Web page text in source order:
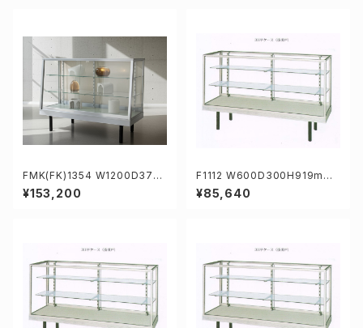
FMK(FK)1354 W1200D375/
450H919mm業務用傾斜ガラ
スケース ショーケース
¥153,200
F1112 W600D300H919mm
業務用ガラスケース ショーケー
ス
¥85,640